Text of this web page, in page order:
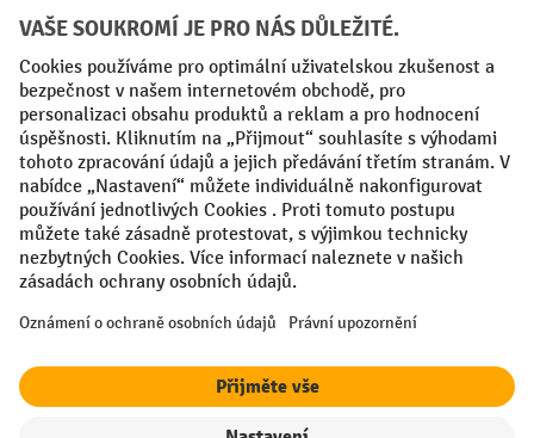
Sociální sítě
Facebook
YouTubeLinkedIn
VODP Otisk
Prohlášení o ochraně osobních údajů
Nastavení ochrany osobních údajů
All prices excl. VAT plusshipping costsand possible delivery charges,
¹ Sleva platí do vyprodání zásob. Sleva se nevztahuje na akční ceny.